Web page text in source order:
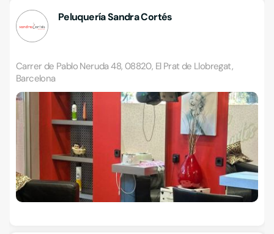
Peluquería Sandra Cortés
Carrer de Pablo Neruda 48, 08820, El Prat de Llobregat,
Barcelona